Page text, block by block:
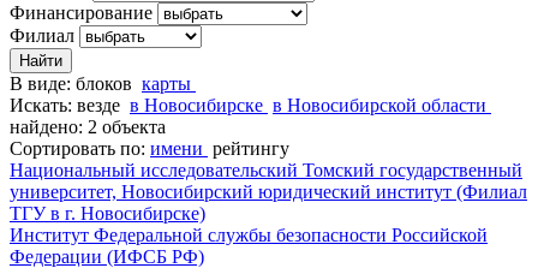
Финансирование
Филиал
В виде: блоков карты
Искать: везде в Новосибирске в Новосибирской области
найдено: 2 объекта
Сортировать по: имени рейтингу
Национальный исследовательский Томский государственный
университет, Новосибирский юридический институт (Филиал
ТГУ в г. Новосибирске)
Институт Федеральной службы безопасности Российской
Федерации (ИФСБ РФ)